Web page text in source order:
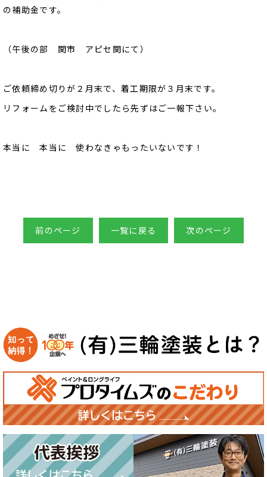
の補助金です。
（午後の部 関市 アピセ関にて）
ご依頼締め切りが２月末で、着工期限が３月末です。
リフォームをご検討中でしたら先ずはご一報下さい。
本当に 本当に 使わなきゃもったいないです！
前のページ 一覧に戻る 次のページ